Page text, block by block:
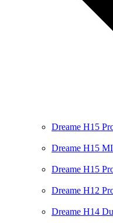
Dreame H15
Dreame H15
Dreame H15
Dreame H12
Dreame H14